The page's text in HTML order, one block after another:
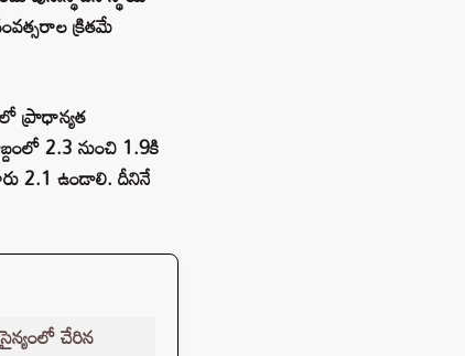
క్రితమే
ప్రాధాన్యత
2.3 నుంచి 1.9కి
2.1 ఉండాలి. దీనినే
చేరిన